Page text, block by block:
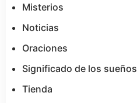
Misterios
Noticias
Oraciones
Significado de los sueños
Tienda